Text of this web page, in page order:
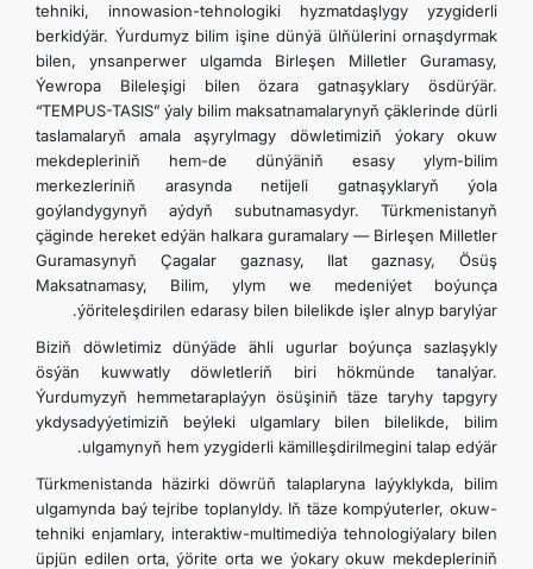
tehniki, innowasion-tehnologiki hyzmatdaşlygy yzygiderli
berkidýär. Ýurdumyz bilim işine dünýä ülňülerini ornaşdyrmak
bilen, ynsanperwer ulgamda Birleşen Milletler Guramasy,
Ýewropa Bileleşigi bilen özara gatnaşyklary ösdürýär.
“TEMPUS-TASIS” ýaly bilim maksatnamalarynyň çäklerinde dürli
taslamalaryň amala aşyrylmagy döwletimiziň ýokary okuw
mekdepleriniň hem-de dünýäniň esasy ylym-bilim
merkezleriniň arasynda netijeli gatnaşyklaryň ýola
goýlandygynyň aýdyň subutnamasydyr. Türkmenistanyň
çäginde hereket edýän halkara guramalary — Birleşen Milletler
Guramasynyň Çagalar gaznasy, Ilat gaznasy, Ösüş
Maksatnamasy, Bilim, ylym we medeniýet boýunça
ýöriteleşdirilen edarasy bilen bilelikde işler alnyp barylýar.
Biziň döwletimiz dünýäde ähli ugurlar boýunça sazlaşykly
ösýän kuwwatly döwletleriň biri hökmünde tanalýar.
Ýurdumyzyň hemmetaraplaýyn ösüşiniň täze taryhy tapgyry
ykdysadyýetimiziň beýleki ulgamlary bilen bilelikde, bilim
ulgamynyň hem yzygiderli kämilleşdirilmegini talap edýär.
Türkmenistanda häzirki döwrüň talaplaryna laýyklykda, bilim
ulgamynda baý tejribe toplanyldy. Iň täze kompýuterler, okuw-
tehniki enjamlary, interaktiw-multimediýa tehnologiýalary bilen
üpjün edilen orta, ýörite orta we ýokary okuw mekdepleriniň